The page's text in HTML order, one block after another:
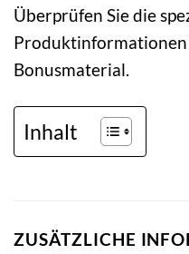
Überprüfen Sie die
Produktinformationen
Bonusmaterial.
Inhalt
ZUSÄTZLICHE